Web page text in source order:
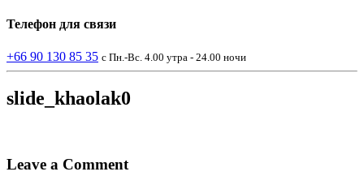
Телефон для связи
+66 90 130 85 35 с Пн.-Вс. 4.00 утра - 24.00 ночи
slide_khaolak0
Leave a Comment